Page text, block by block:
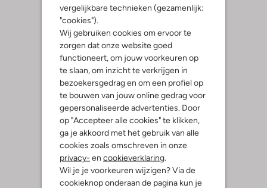
vergelijkbare technieken (gezamenlijk:
"cookies").
Wij gebruiken cookies om ervoor te
zorgen dat onze website goed
functioneert, om jouw voorkeuren op
te slaan, om inzicht te verkrijgen in
bezoekersgedrag en om een profiel op
te bouwen van jouw online gedrag voor
gepersonaliseerde advertenties. Door
op "Accepteer alle cookies" te klikken,
ga je akkoord met het gebruik van alle
cookies zoals omschreven in onze
privacy- en cookieverklaring.
Wil je je voorkeuren wijzigen? Via de
cookieknop onderaan de pagina kun je